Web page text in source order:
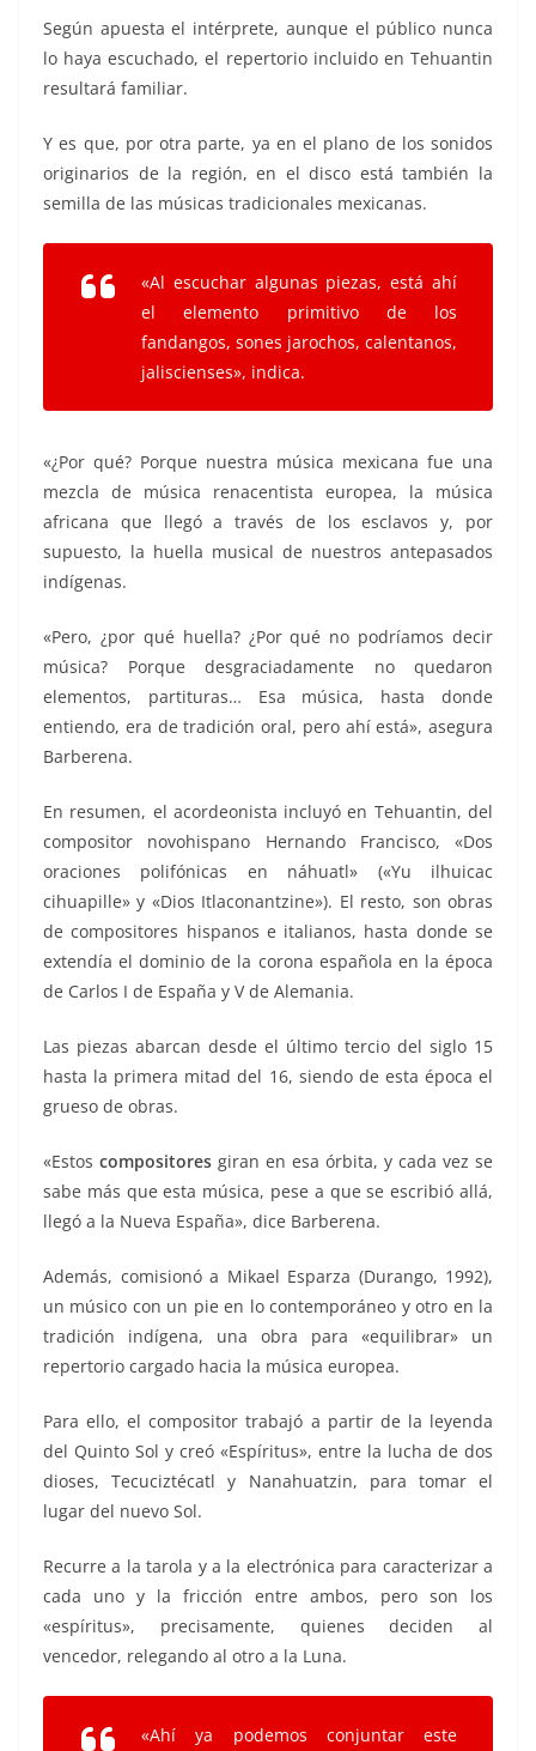
Según apuesta el intérprete, aunque el público nunca
lo haya escuchado, el repertorio incluido en Tehuantin
resultará familiar.
Y es que, por otra parte, ya en el plano de los sonidos
originarios de la región, en el disco está también la
semilla de las músicas tradicionales mexicanas.
«Al escuchar algunas piezas, está ahí
el elemento primitivo de los
fandangos, sones jarochos, calentanos,
jaliscienses», indica.
«¿Por qué? Porque nuestra música mexicana fue una
mezcla de música renacentista europea, la música
africana que llegó a través de los esclavos y, por
supuesto, la huella musical de nuestros antepasados
indígenas.
«Pero, ¿por qué huella? ¿Por qué no podríamos decir
música? Porque desgraciadamente no quedaron
elementos, partituras… Esa música, hasta donde
entiendo, era de tradición oral, pero ahí está», asegura
Barberena.
En resumen, el acordeonista incluyó en Tehuantin, del
compositor novohispano Hernando Francisco, «Dos
oraciones polifónicas en náhuatl» («Yu ilhuicac
cihuapille» y «Dios Itlaconantzine»). El resto, son obras
de compositores hispanos e italianos, hasta donde se
extendía el dominio de la corona española en la época
de Carlos I de España y V de Alemania.
Las piezas abarcan desde el último tercio del siglo 15
hasta la primera mitad del 16, siendo de esta época el
grueso de obras.
«Estos compositores giran en esa órbita, y cada vez se
sabe más que esta música, pese a que se escribió allá,
llegó a la Nueva España», dice Barberena.
Además, comisionó a Mikael Esparza (Durango, 1992),
un músico con un pie en lo contemporáneo y otro en la
tradición indígena, una obra para «equilibrar» un
repertorio cargado hacia la música europea.
Para ello, el compositor trabajó a partir de la leyenda
del Quinto Sol y creó «Espíritus», entre la lucha de dos
dioses, Tecuciztécatl y Nanahuatzin, para tomar el
lugar del nuevo Sol.
Recurre a la tarola y a la electrónica para caracterizar a
cada uno y la fricción entre ambos, pero son los
«espíritus», precisamente, quienes deciden al
vencedor, relegando al otro a la Luna.
«Ahí ya podemos conjuntar este